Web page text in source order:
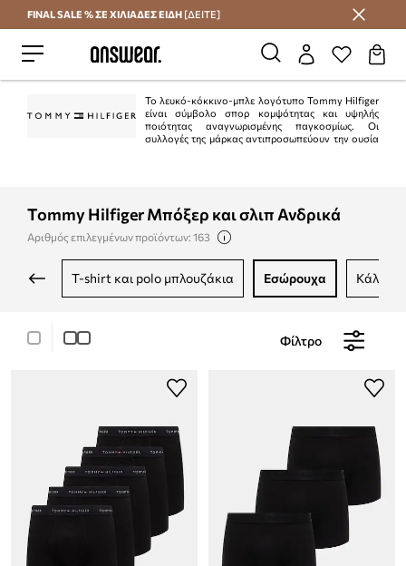
Εξοικονομήστε με το Answear Club
FINAL SALE % ΣΕ ΧΙΛΙΑΔΕΣ ΕΙΔΗ [ΔΕΙΤΕ]
Το λευκό-κόκκινο-μπλε λογότυπο Tommy Hilfiger
είναι σύμβολο σπορ κομψότητας και υψηλής
ποιότητας αναγνωρισμένης παγκοσμίως. Οι
συλλογές της μάρκας αντιπροσωπεύουν την ουσία
Tommy Hilfiger Μπόξερ και σλιπ Ανδρικά
Αριθμός επιλεγμένων προϊόντων: 163
t-shirt και polo μπλουζάκια εσώρουχα κάλτσες
Φίλτρο